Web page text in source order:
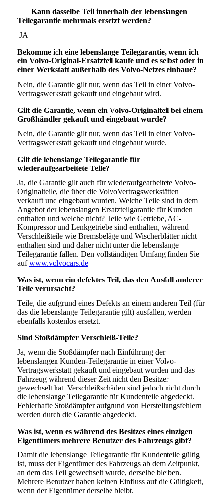
Kann dasselbe Teil innerhalb der lebenslangen
Teilegarantie mehrmals ersetzt werden?
JA
Bekomme ich eine lebenslange Teilegarantie, wenn ich
ein Volvo-Original-Ersatzteil kaufe und es selbst oder in
einer Werkstatt außerhalb des Volvo-Netzes einbaue?
Nein, die Garantie gilt nur, wenn das Teil in einer Volvo-
Vertragswerkstatt gekauft und eingebaut wird.
Gilt die Garantie, wenn ein Volvo-Originalteil bei einem
Großhändler gekauft und eingebaut wurde?
Nein, die Garantie gilt nur, wenn das Teil in einer Volvo-
Vertragswerkstatt gekauft und eingebaut wurde.
Gilt die lebenslange Teilegarantie für
wiederaufgearbeitete Teile?
Ja, die Garantie gilt auch für wiederaufgearbeitete Volvo-
Originalteile, die über die VolvoVertragswerkstätten
verkauft und eingebaut wurden. Welche Teile sind in dem
Angebot der lebenslangen Ersatzteilgarantie für Kunden
enthalten und welche nicht? Teile wie Getriebe, AC-
Kompressor und Lenkgetriebe sind enthalten, während
Verschleißteile wie Bremsbeläge und Wischerblätter nicht
enthalten sind und daher nicht unter die lebenslange
Teilegarantie fallen. Den vollständigen Umfang finden Sie
aufwww.volvocars.de
Was ist, wenn ein defektes Teil, das den Ausfall anderer
Teile verursacht?
Teile, die aufgrund eines Defekts an einem anderen Teil (für
das die lebenslange Teilegarantie gilt) ausfallen, werden
ebenfalls kostenlos ersetzt.
Sind Stoßdämpfer Verschleiß-Teile?
Ja, wenn die Stoßdämpfer nach Einführung der
lebenslangen Kunden-Teilegarantie in einer Volvo-
Vertragswerkstatt gekauft und eingebaut wurden und das
Fahrzeug während dieser Zeit nicht den Besitzer
gewechselt hat. Verschleißschäden sind jedoch nicht durch
die lebenslange Teilegarantie für Kundenteile abgedeckt.
Fehlerhafte Stoßdämpfer aufgrund von Herstellungsfehlern
werden durch die Garantie abgedeckt.
Was ist, wenn es während des Besitzes eines einzigen
Eigentümers mehrere Benutzer des Fahrzeugs gibt?
Damit die lebenslange Teilegarantie für Kundenteile gültig
ist, muss der Eigentümer des Fahrzeugs ab dem Zeitpunkt,
an dem das Teil gewechselt wurde, derselbe bleiben.
Mehrere Benutzer haben keinen Einfluss auf die Gültigkeit,
wenn der Eigentümer derselbe bleibt.